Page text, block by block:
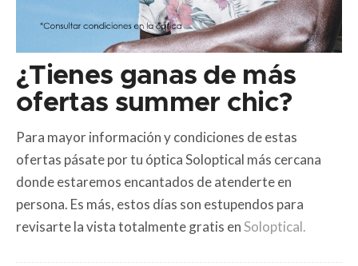
¿Tienes ganas de más
ofertas summer chic?
Para mayor información y condiciones de estas
ofertas pásate por tu óptica Soloptical más cercana
donde estaremos encantados de atenderte en
persona. Es más, estos días son estupendos para
revisarte la vista totalmente gratis enSoloptical.